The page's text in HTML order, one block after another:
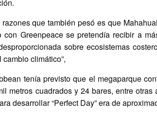
que también pesó es que
con Greenpeace se pretendía recibir a
sobre ecosistemas
climático”,
tenía previsto que el megaparque
metros cuadrados y 24 bares, entre
desarrollar “Perfect Day” era de